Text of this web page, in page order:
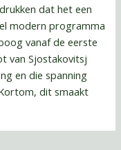
dat het een
modern programma
vanaf de eerste
van Sjostakovitsj
en die spanning
dit smaakt